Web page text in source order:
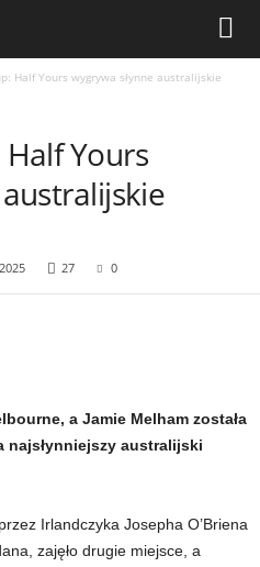
Half Yours wygrywa słynne australijskie
Yours
27 0
a Jamie Melham została
najsłynniejszy australijski
Irlandczyka Josepha O’Briena
zajęło drugie miejsce, a